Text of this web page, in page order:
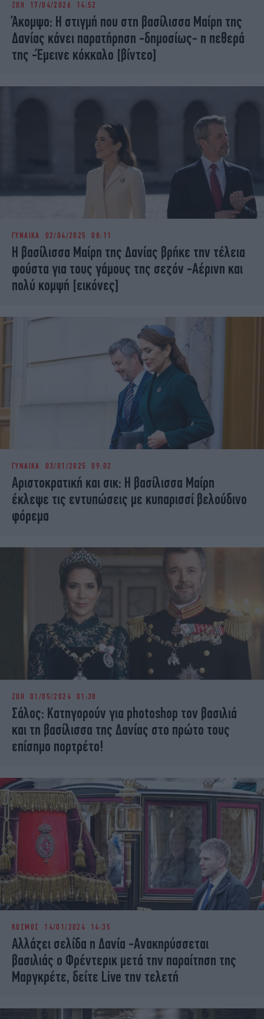
iBOOKS
OSCARS
THE OCEAN
MEDIA
ELAMEFORA
ΖΩΗ 17/04/2026 14:52
Άκομψο: Η στιγμή που στη βασίλισσα Μαίρη της
Δανίας κάνει παρατήρηση -δημοσίως- η πεθερά
της -Έμεινε κόκκαλο [βίντεο]
ΓΥΝΑΙΚΑ 02/04/2025 08:11
Η βασίλισσα Μαίρη της Δανίας βρήκε την τέλεια
φούστα για τους γάμους της σεζόν -Αέρινη και
πολύ κομψή [εικόνες]
ΓΥΝΑΙΚΑ 03/01/2025 09:02
Aριστοκρατική και σικ: Η βασίλισσα Μαίρη
έκλεψε τις εντυπώσεις με κυπαρισσί βελούδινο
φόρεμα
ΖΩΗ 01/05/2024 01:38
Σάλος: Κατηγορούν για photoshop τον βασιλιά
και τη βασίλισσα της Δανίας στο πρώτο τους
επίσημο πορτρέτο!
ΚΟΣΜΟΣ 14/01/2024 14:35
Αλλάζει σελίδα η Δανία -Ανακηρύσσεται
βασιλιάς ο Φρέντερικ μετά την παραίτηση της
Μαργκρέτε, δείτε Live την τελετή